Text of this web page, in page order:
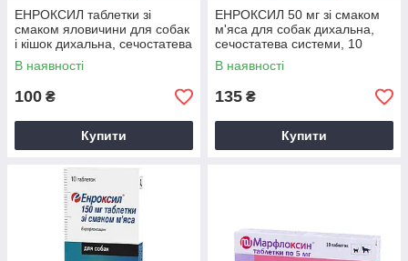
ЕНРОКСИЛ таблетки зі
смаком яловичини для собак
і кішок дихальна, сечостатева
системи, 10 таблеток по 15
мг
В наявності
100 ₴
Купити
ЕНРОКСИЛ 50 мг зі смаком
м'яса для собак дихальна,
сечостатева системи, 10
таблеток
В наявності
135 ₴
Купити